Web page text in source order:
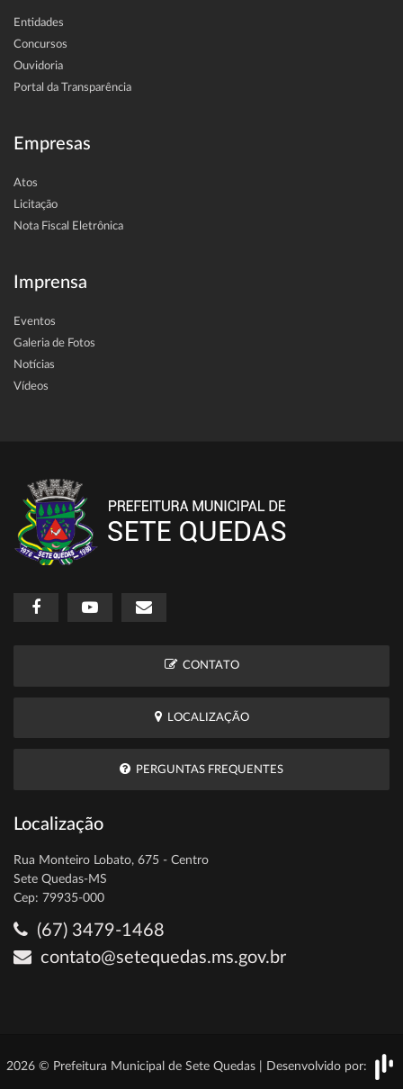
Entidades
Concursos
Ouvidoria
Portal da Transparência
Empresas
Atos
Licitação
Nota Fiscal Eletrônica
Imprensa
Eventos
Galeria de Fotos
Notícias
Vídeos
CONTATO
LOCALIZAÇÃO
PERGUNTAS FREQUENTES
Localização
Rua Monteiro Lobato, 675 - Centro
Sete Quedas-MS
Cep: 79935-000
(67) 3479-1468
contato@setequedas.ms.gov.br
2026 © Prefeitura Municipal de Sete Quedas | Desenvolvido por: